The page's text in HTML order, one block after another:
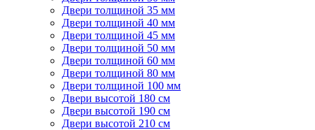
Двери толщиной 35 мм
Двери толщиной 40 мм
Двери толщиной 45 мм
Двери толщиной 50 мм
Двери толщиной 60 мм
Двери толщиной 80 мм
Двери толщиной 100 мм
Двери высотой 180 см
Двери высотой 190 см
Двери высотой 210 см